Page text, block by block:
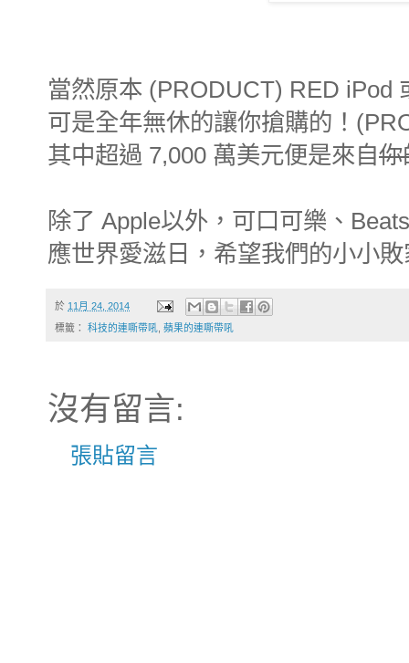
當然原本 (PRODUCT) RED iPod
可是全年無休的讓你搶購的！
其中超過 7,000 萬美元便是來自你
除了 Apple以外，可口可樂、
應世界愛滋日，希望我們的小小
於 11月 24, 2014
標籤： 科技的連嘶帶吼 蘋果的連嘶帶吼
沒有留言:
張貼留言